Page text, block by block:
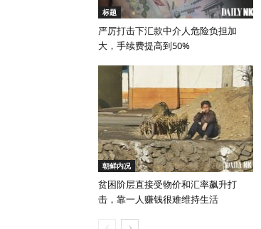
标题
严厉打击下汇款中介人危险负担加
大，手续费提高到50%
朝鲜内况
贫困阶层直接受物价和汇率飙升打
击，靠一人赚钱很难维持生活